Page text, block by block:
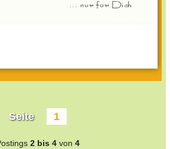
Seite 1
2 bis 4 von 4